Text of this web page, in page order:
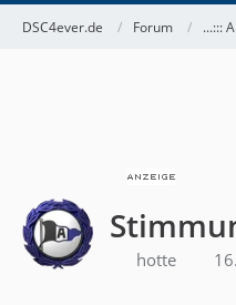
DSC4ever.de Forum ...:::
hotte